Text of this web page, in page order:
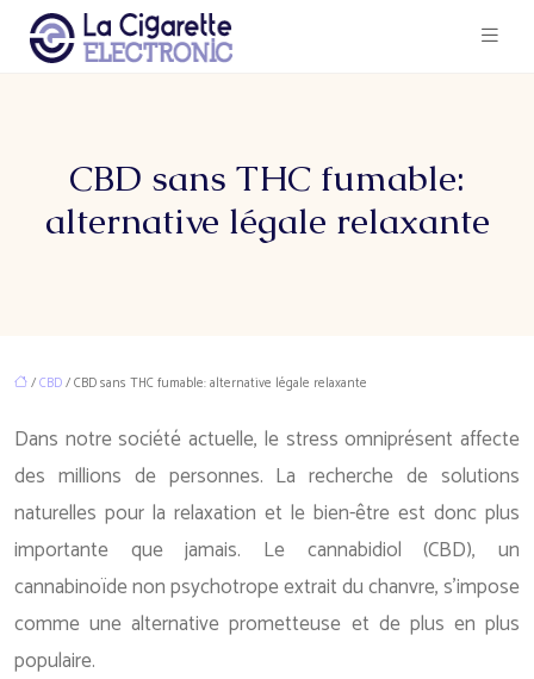
CBD sans THC fumable:
alternative légale relaxante
/CBD/ CBD sans THC fumable: alternative légale relaxante
Dans notre société actuelle, le stress omniprésent affecte
des millions de personnes. La recherche de solutions
naturelles pour la relaxation et le bien-être est donc plus
importante que jamais. Le cannabidiol (CBD), un
cannabinoïde non psychotrope extrait du chanvre, s’impose
comme une alternative prometteuse et de plus en plus
populaire.